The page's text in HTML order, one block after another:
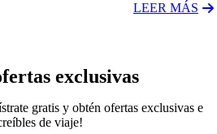
LEER MÁS
exclusivas
gratis y obtén ofertas exclusivas e
de viaje!